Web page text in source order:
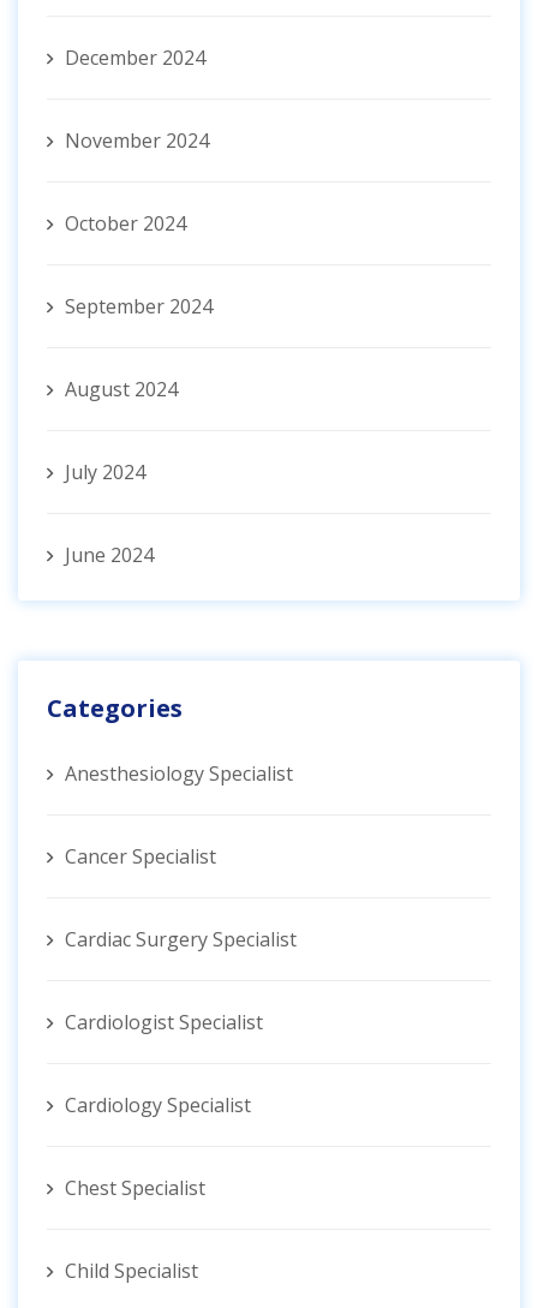
December 2024
November 2024
October 2024
September 2024
August 2024
July 2024
June 2024
Categories
Anesthesiology Specialist
Cancer Specialist
Cardiac Surgery Specialist
Cardiologist Specialist
Cardiology Specialist
Chest Specialist
Child Specialist